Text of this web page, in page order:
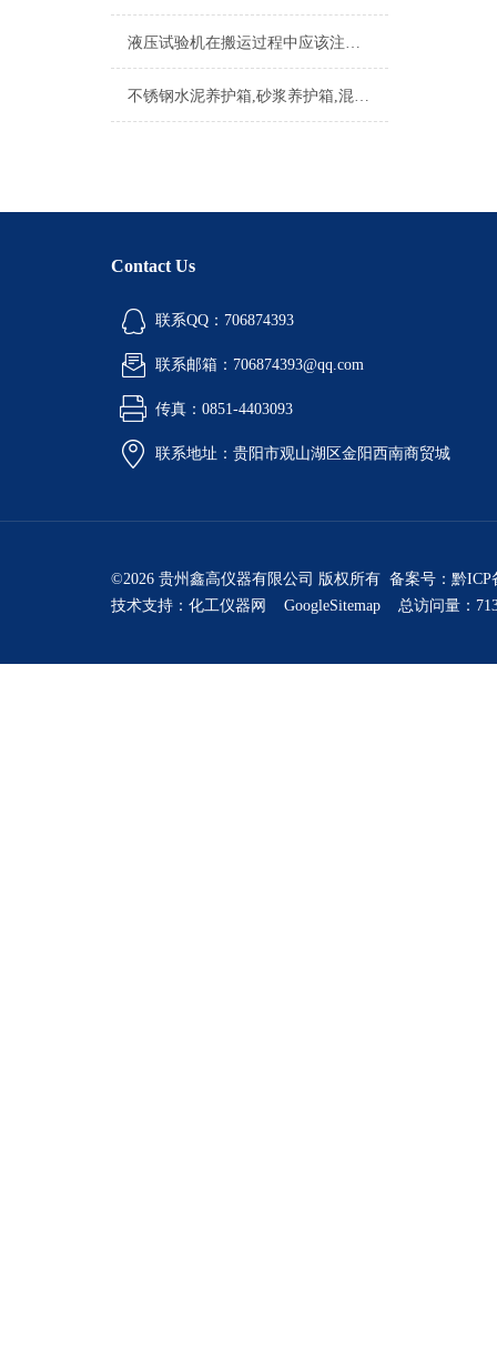
液压试验机在搬运过程中应该注意哪些事项？
不锈钢水泥养护箱,砂浆养护箱,混凝土恒温恒湿箱
Contact Us
联系QQ：706874393
联系邮箱：706874393@qq.com
传真：0851-4403093
联系地址：贵阳市观山湖区金阳西南商贸城
©2026 贵州鑫高仪器有限公司 版权所有 备案号： 黔ICP
技术支持： 化工仪器网 GoogleSitemap 总访问量：